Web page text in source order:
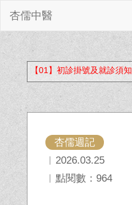
杏儒中醫
【01】初診掛號及就診須知
杏儒週記
︱2026.03.25
︱點閱數：964